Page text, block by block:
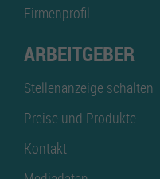
Firmenprofil
ARBEITGEBER
Stellenanzeige schalten
Preise und Produkte
Kontakt